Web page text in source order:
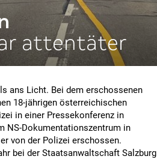
attentäter
ans Licht. Bei dem erschossenen
18-jährigen österreichischen
in einer Pressekonferenz in
NS-Dokumentationszentrum in
von der Polizei erschossen.
bei der Staatsanwaltschaft Salzburg